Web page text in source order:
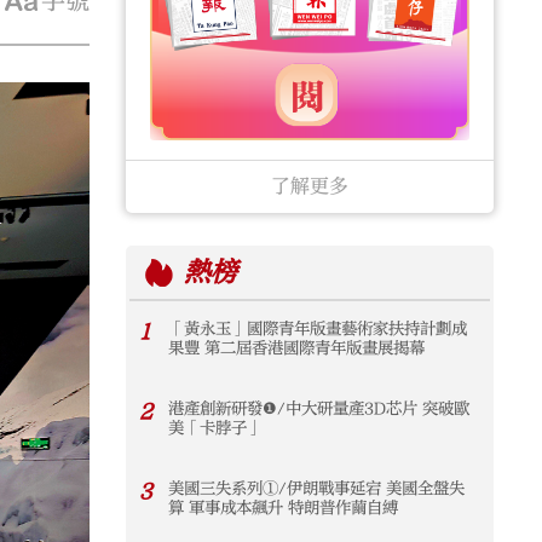
了解更多
熱榜
1
「黃永玉」國際青年版畫藝術家扶持計劃成
果豐 第二屆香港國際青年版畫展揭幕
2
港產創新研發❶/中大研量產3D芯片 突破歐
美「卡脖子」
3
美國三失系列①/伊朗戰事延宕 美國全盤失
算 軍事成本飆升 特朗普作繭自縛